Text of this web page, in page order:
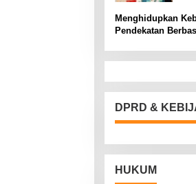
Menghidupkan
Pendekatan
DPRD &
HUKUM